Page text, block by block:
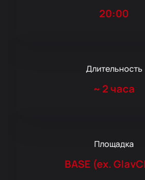
20:00
Длительность
~ 2 часа
Площадка
BASE (ex.